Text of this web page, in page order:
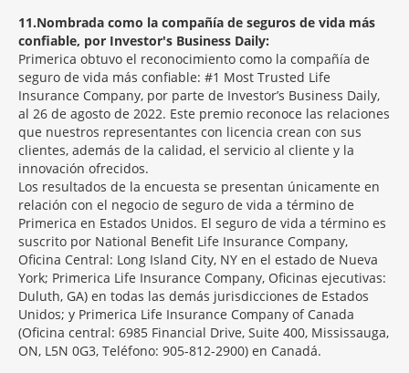
11 Nombrada como la compañía de seguros de vida más
confiable, por Investor's Business Daily:
Primerica obtuvo el reconocimiento como la compañía de
seguro de vida más confiable: #1 Most Trusted Life
Insurance Company, por parte de Investor’s Business Daily,
al 26 de agosto de 2022. Este premio reconoce las relaciones
que nuestros representantes con licencia crean con sus
clientes, además de la calidad, el servicio al cliente y la
innovación ofrecidos.
Los resultados de la encuesta se presentan únicamente en
relación con el negocio de seguro de vida a término de
Primerica en Estados Unidos. El seguro de vida a término es
suscrito por National Benefit Life Insurance Company,
Oficina Central: Long Island City, NY en el estado de Nueva
York; Primerica Life Insurance Company, Oficinas ejecutivas:
Duluth, GA) en todas las demás jurisdicciones de Estados
Unidos; y Primerica Life Insurance Company of Canada
(Oficina central: 6985 Financial Drive, Suite 400, Mississauga,
ON, L5N 0G3, Teléfono: 905-812-2900) en Canadá.